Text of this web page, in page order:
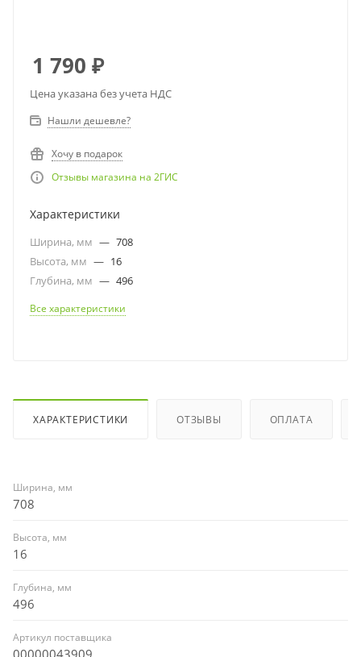
1 790 ₽
Цена указана без учета НДС
Нашли дешевле?
Хочу в подарок
Отзывы магазина на 2ГИС
Характеристики
Ширина, мм — 708
Высота, мм — 16
Глубина, мм — 496
Все характеристики
ХАРАКТЕРИСТИКИ ОТЗЫВЫ ОПЛАТА
Ширина, мм
708
Высота, мм
16
Глубина, мм
496
Артикул поставщика
00000043909